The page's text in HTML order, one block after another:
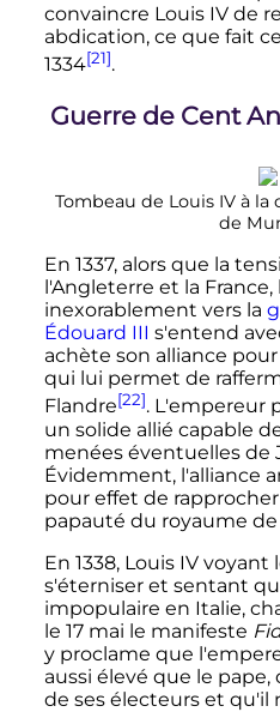
convaincre Louis IVde
abdication, ce que fait
1334[21].
Guerre de Cent
Tombeau de Louis IV à la
de
En 1337, alors que la
l'Angleterre et la
inexorablement vers la
Édouard III s'entend
achète son alliance pour
qui lui permet de
Flandre[22]. L'empereur
un solide allié capable
menées éventuelles de
Évidemment, l'alliance
pour effet de
papauté du royaume de
En 1338, Louis IVvoyant
s'éterniser et sentant
impopulaire en Italie,
le 17 mai le manifeste
y proclame que
aussi élevé que le
de ses électeurs et qu'il